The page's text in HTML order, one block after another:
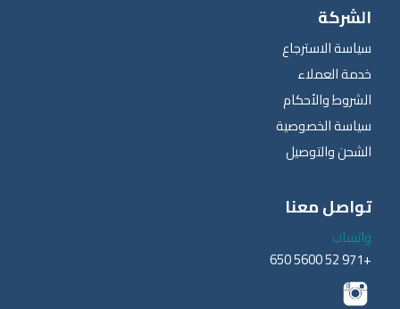
الشركة
سياسة الاسترجاع
خدمة العملاء
الشروط والأحكام
سياسة الخصوصية
الشحن والتوصيل
تواصل معنا
واتساب
+971 52 5600 650